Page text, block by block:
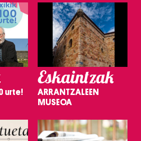
urte!
Eskaintzak
ARRANTZALEEN
MUSEOA